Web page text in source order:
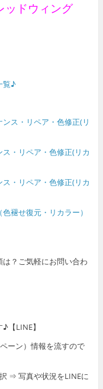
ドウィング
覧♪
ス・リペア・色修正(リ
ス・リペア・色修正(リカ
ス・リペア・色修正(リカ
褪せ復元・リカラー）
？ご気軽にお問い合わ
【LINE】
ーン）情報を流すので
⇒ 写真や状況をLINEに